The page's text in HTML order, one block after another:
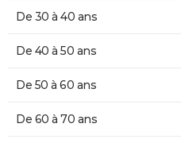
De 30 à 40 ans
De 40 à 50 ans
De 50 à 60 ans
De 60 à 70 ans